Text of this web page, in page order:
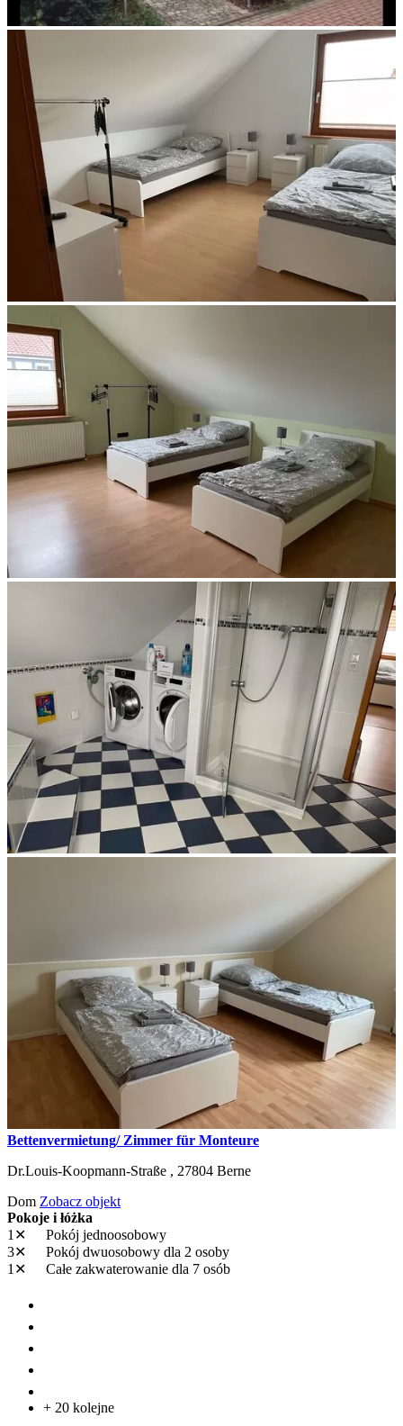
Bettenvermietung/ Zimmer für Monteure
Dr.Louis-Koopmann-Straße , 27804 Berne
Dom Zobacz objekt
Pokoje i łóżka
1✕
Pokój jednoosobowy
3✕
Pokój dwuosobowy dla 2 osoby
1✕
Całe zakwaterowanie dla 7 osób
+ 20 kolejne